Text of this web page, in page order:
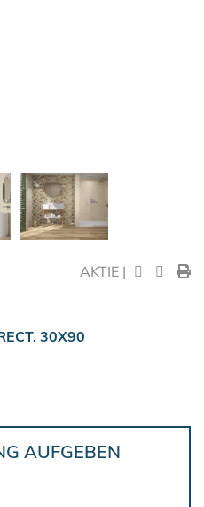
AKTIE |
30X90
AUFGEBEN